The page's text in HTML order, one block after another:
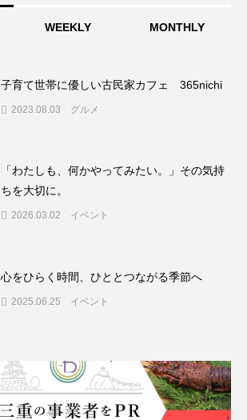
WEEKLY MONTHLY
子育て世帯に優しい古民家カフェ 365nichi
2023.08.03 グルメ
「わたしも、何かやってみたい。」その気持
ちを大切に。
2026.03.02 イベント
心をひらく時間、ひととつながる季節へ
2025.06.25 イベント